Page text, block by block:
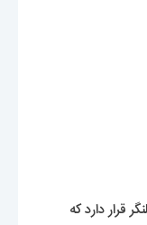
قرار دارد که